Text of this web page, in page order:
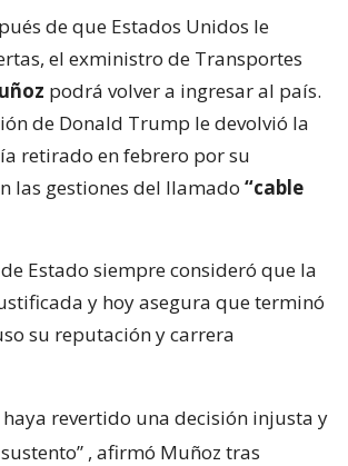
de que Estados Unidos le
el exministro de Transportes
podrá volver a ingresar al país.
de Donald Trump le devolvió la
retirado en febrero por su
las gestiones del llamado “cable
Estado siempre consideró que la
y hoy asegura que terminó
su reputación y carrera
haya revertido una decisión injusta y
, afirmó Muñoz tras